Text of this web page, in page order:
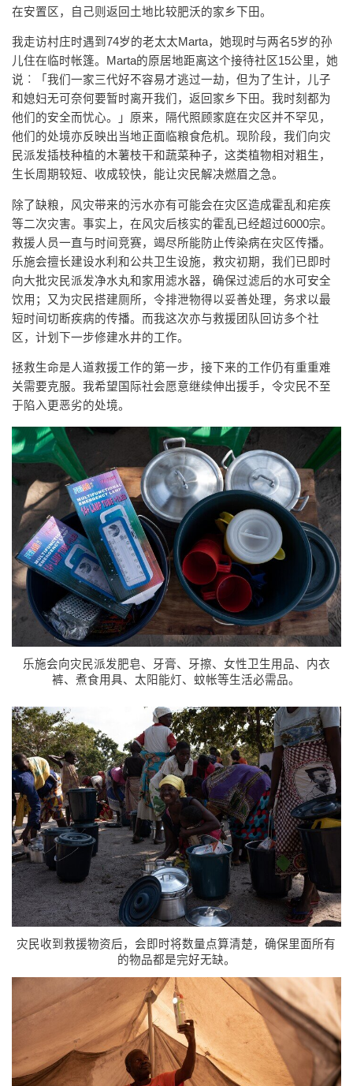
在安置区，自己则返回土地比较肥沃的家乡下田。
我走访村庄时遇到74岁的老太太Marta，她现时与两名5岁的孙
儿住在临时帐篷。Marta的原居地距离这个接待社区15公里，她
说︰「我们一家三代好不容易才逃过一劫，但为了生计，儿子
和媳妇无可奈何要暂时离开我们，返回家乡下田。我时刻都为
他们的安全而忧心。」原来，隔代照顾家庭在灾区并不罕见，
他们的处境亦反映出当地正面临粮食危机。现阶段，我们向灾
民派发插枝种植的木薯枝干和蔬菜种子，这类植物相对粗生，
生长周期较短、收成较快，能让灾民解决燃眉之急。
除了缺粮，风灾带来的污水亦有可能会在灾区造成霍乱和疟疾
等二次灾害。事实上，在风灾后核实的霍乱已经超过6000宗。
救援人员一直与时间竞赛，竭尽所能防止传染病在灾区传播。
乐施会擅长建设水利和公共卫生设施，救灾初期，我们已即时
向大批灾民派发净水丸和家用滤水器，确保过滤后的水可安全
饮用；又为灾民搭建厕所，令排泄物得以妥善处理，务求以最
短时间切断疾病的传播。而我这次亦与救援团队回访多个社
区，计划下一步修建水井的工作。
拯救生命是人道救援工作的第一步，接下来的工作仍有重重难
关需要克服。我希望国际社会愿意继续伸出援手，令灾民不至
于陷入更恶劣的处境。
乐施会向灾民派发肥皂、牙膏、牙擦、女性卫生用品、内衣
裤、煮食用具、太阳能灯、蚊帐等生活必需品。
灾民收到救援物资后，会即时将数量点算清楚，确保里面所有
的物品都是完好无缺。